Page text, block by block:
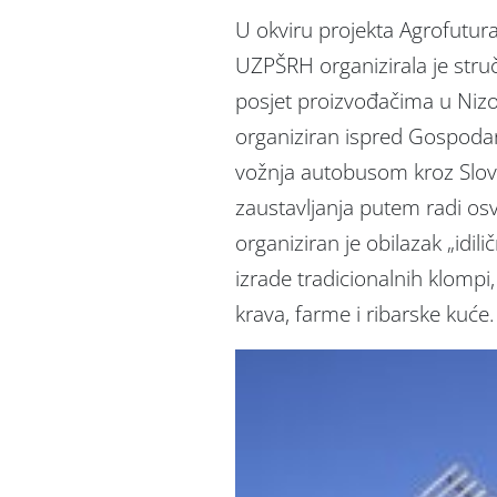
U okviru projekta
UZPŠRH organizirala je
posjet proizvođačima u
organiziran ispred
vožnja autobusom kroz
zaustavljanja putem radi
organiziran je obilazak
izrade tradicionalnih
krava, farme i ribarske kuće.